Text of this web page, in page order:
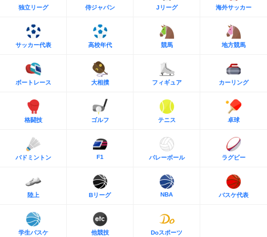
独立リーグ 侍ジャパン Jリーグ 海外サッカー
サッカー代表 高校年代 競馬 地方競馬
ボートレース 大相撲 フィギュア カーリング
格闘技 ゴルフ テニス 卓球
バドミントン F1 バレーボール ラグビー
陸上 Bリーグ NBA バスケ代表
学生バスケ 他競技 Doスポーツ